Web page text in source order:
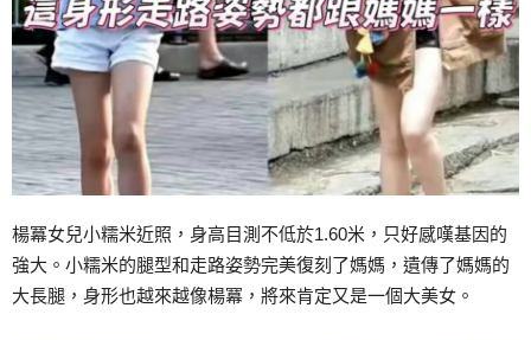
楊冪女兒小糯米近照，身高目測不低於1.60米，只好感嘆基因的
強大。小糯米的腿型和走路姿勢完美復刻了媽媽，遺傳了媽媽的
大長腿，身形也越來越像楊冪，將來肯定又是一個大美女。